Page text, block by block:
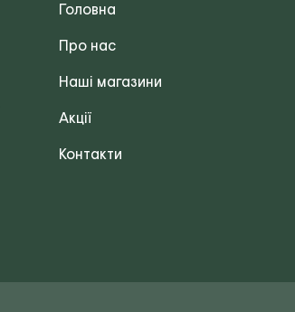
Головна
Про нас
Наші магазини
Акції
Контакти